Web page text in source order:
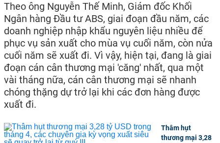
Theo ông Nguyễn Thế Minh, Giám đốc Khối
Ngân hàng Đầu tư ABS, giai đoạn đầu năm, các
doanh nghiệp nhập khẩu nguyên liệu nhiều để
phục vụ sản xuất cho mùa vụ cuối năm, còn nửa
cuối năm sẽ xuất đi. Vì vậy, hiện tại, đang là giai
đoạn cán cân thương mại 'căng' nhất, qua một
vài tháng nữa, cán cân thương mại sẽ nhanh
chóng thặng dự trở lại khi các đơn hàng được
xuất đi.
Thâm hụt
thương mại 3,28